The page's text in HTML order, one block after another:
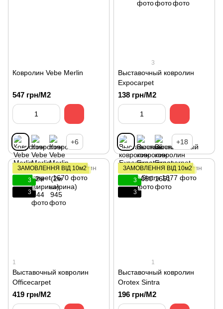
Ковролин Vebe Merlin
547 грн/М2
+6
3
Выставочный ковролин
Expocarpet
138 грн/М2
+18
ЗАМОВЛЕННЯ ВІД 10м2
3
3
1
Выставочный ковролин
Officecarpet
419 грн/М2
ЗАМОВЛЕННЯ ВІД 10м2
3
3
1
Выставочный ковролин
Orotex Sintra
196 грн/М2